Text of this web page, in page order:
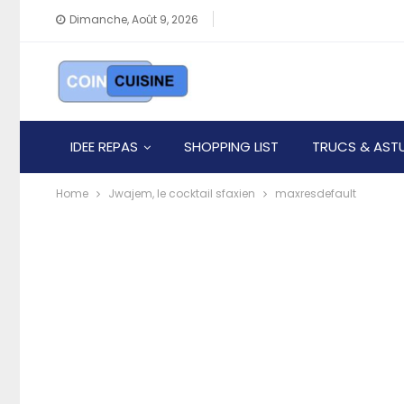
Dimanche, Août 9, 2026
IDEE REPAS SHOPPING LIST TRUCS &
Home Jwajem, le cocktail sfaxien maxresdefault